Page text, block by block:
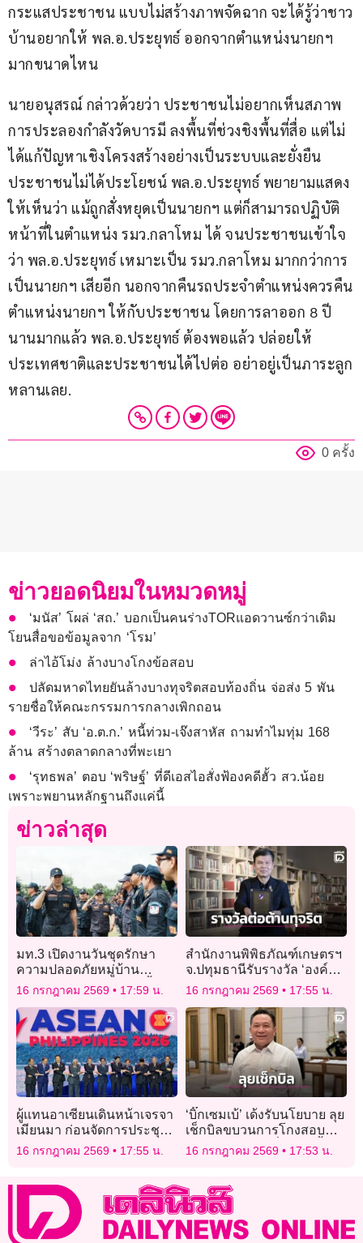
กระแสประชาชน แบบไม่สร้างภาพจัดฉาก จะได้รู้ว่าชาว
บ้านอยากให้ พล.อ.ประยุทธ์ ออกจากตำแหน่งนายกฯ
มากขนาดไหน
นายอนุสรณ์ กล่าวด้วยว่า ประชาชนไม่อยากเห็นสภาพ
การประลองกำลังวัดบารมี ลงพื้นที่ช่วงชิงพื้นที่สื่อ แต่ไม่
ได้แก้ปัญหาเชิงโครงสร้างอย่างเป็นระบบและยั่งยืน
ประชาชนไม่ได้ประโยชน์ พล.อ.ประยุทธ์ พยายามแสดง
ให้เห็นว่า แม้ถูกสั่งหยุดเป็นนายกฯ แต่ก็สามารถปฏิบัติ
หน้าที่ในตำแหน่ง รมว.กลาโหม ได้ จนประชาชนเข้าใจ
ว่า พล.อ.ประยุทธ์ เหมาะเป็น รมว.กลาโหม มากกว่าการ
เป็นนายกฯ เสียอีก นอกจากคืนรถประจำตำแหน่งควรคืน
ตำแหน่งนายกฯ ให้กับประชาชน โดยการลาออก 8 ปี
นานมากแล้ว พล.อ.ประยุทธ์ ต้องพอแล้ว ปล่อยให้
ประเทศชาติและประชาชนได้ไปต่อ อย่าอยู่เป็นภาระลูก
หลานเลย.
0 ครั้ง
ข่าวยอดนิยมในหมวดหมู่
‘มนัส’ โผล่ ‘สถ.’ บอกเป็นคนร่างTORแอดวานซ์กว่าเดิม
โยนสื่อขอข้อมูลจาก ‘โรม’
ล่าไอ้โม่ง ล้างบางโกงข้อสอบ
ปลัดมหาดไทยยันล้างบางทุจริตสอบท้องถิ่น จ่อส่ง 5 พัน
รายชื่อให้คณะกรรมการกลางเพิกถอน
‘วีระ’ สับ ‘อ.ต.ก.’ หนี้ท่วม-เจ๊งสาหัส ถามทำไมทุ่ม 168
ล้าน สร้างตลาดกลางที่พะเยา
‘รุทธพล’ ตอบ ‘พริษฐ์’ ที่ดีเอสไอสั่งฟ้องคดีฮั้ว สว.น้อย
เพราะพยานหลักฐานถึงแค่นี้
ข่าวล่าสุด
มท.3 เปิดงานวันชุดรักษา
ความปลอดภัยหมู่บ้าน
ปี 69 อ่านสาร ‘นายกฯ’ ย้ำ
พลังราษฎรอาสา คือกลไก
สำคัญบำบัดทุกข์ บำรุงสุข
16 กรกฎาคม 2569 17:59 น.
สำนักงานพิพิธภัณฑ์เกษตรฯ
จ.ปทุมธานีรับรางวัล ‘องค์กร
ดีเด่นด้านการต่อต้านทุจริต’
16 กรกฎาคม 2569 17:55 น.
ผู้แทนอาเซียนเดินหน้าเจรจา
เมียนมา ก่อนจัดการประชุม
รัฐมนตรีต่างประเทศ
16 กรกฎาคม 2569 17:55 น.
‘บิ๊กเซมเบ้’ เด้งรับนโยบาย ลุย
เช็กบิลขบวนการโกงสอบ
ข้าราชการท้องถิ่น พรุ่งนี้
ลอตแรก 3,000 ราย
16 กรกฎาคม 2569 17:53 น.